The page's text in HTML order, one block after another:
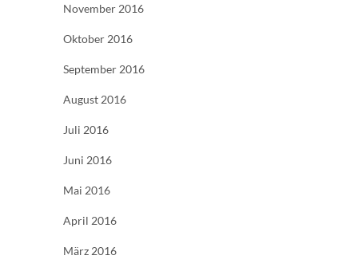
November 2016
Oktober 2016
September 2016
August 2016
Juli 2016
Juni 2016
Mai 2016
April 2016
März 2016